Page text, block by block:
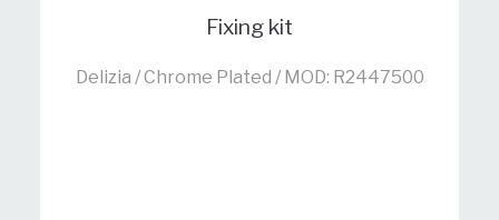
Fixing kit
Delizia / Chrome Plated / MOD: R2447500